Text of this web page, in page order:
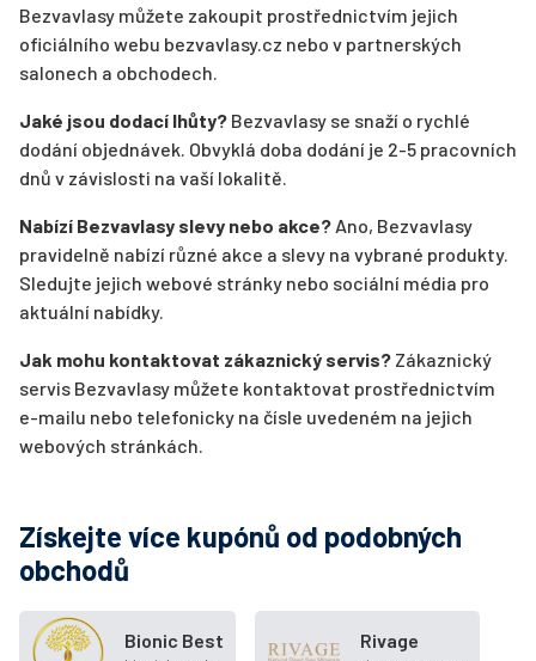
Bezvavlasy můžete zakoupit prostřednictvím jejich
oficiálního webu bezvavlasy.cz nebo v partnerských
salonech a obchodech.
Jaké jsou dodací lhůty? Bezvavlasy se snaží o rychlé
dodání objednávek. Obvyklá doba dodání je 2-5 pracovních
dnů v závislosti na vaší lokalitě.
Nabízí Bezvavlasy slevy nebo akce? Ano, Bezvavlasy
pravidelně nabízí různé akce a slevy na vybrané produkty.
Sledujte jejich webové stránky nebo sociální média pro
aktuální nabídky.
Jak mohu kontaktovat zákaznický servis? Zákaznický
servis Bezvavlasy můžete kontaktovat prostřednictvím
e-mailu nebo telefonicky na čísle uvedeném na jejich
webových stránkách.
Získejte více kupónů od podobných
obchodů
Bionic Best Rivage